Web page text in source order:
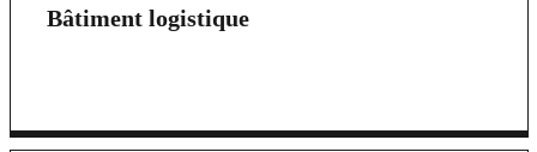
Bâtiment logistique